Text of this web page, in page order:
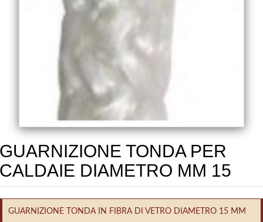
GUARNIZIONE TONDA PER
CALDAIE DIAMETRO MM 15
GUARNIZIONE TONDA IN FIBRA DI VETRO DIAMETRO 15 MM